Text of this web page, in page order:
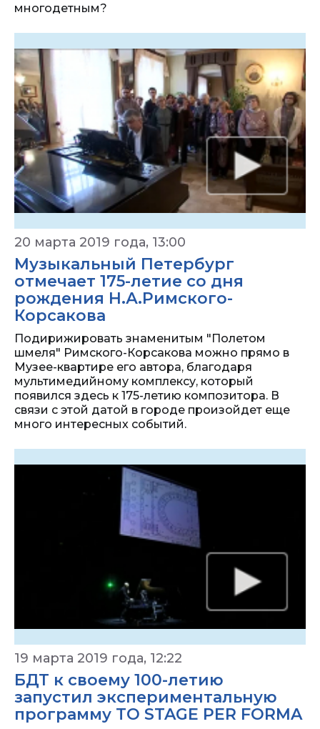
многодетным?
20 марта 2019 года, 13:00
Музыкальный Петербург
отмечает 175-летие со дня
рождения Н.А.Римского-
Корсакова
Подирижировать знаменитым "Полетом
шмеля" Римского-Корсакова можно прямо в
Музее-квартире его автора, благодаря
мультимедийному комплексу, который
появился здесь к 175-летию композитора. В
связи с этой датой в городе произойдет еще
много интересных событий.
19 марта 2019 года, 12:22
БДТ к своему 100-летию
запустил экспериментальную
программу TO STAGE PER FORMA